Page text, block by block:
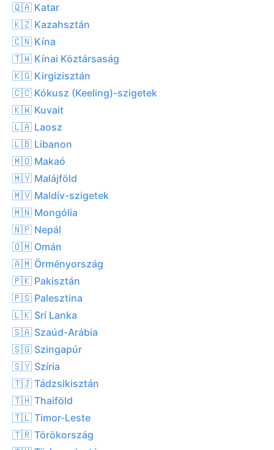
🇶🇦 Katar
🇰🇿 Kazahsztán
🇨🇳 Kína
🇹🇼 Kínai Köztársaság
🇰🇬 Kirgizisztán
🇨🇨 Kókusz (Keeling)-szigetek
🇰🇼 Kuvait
🇱🇦 Laosz
🇱🇧 Libanon
🇲🇴 Makaó
🇲🇾 Malájföld
🇲🇻 Maldív-szigetek
🇲🇳 Mongólia
🇳🇵 Nepál
🇴🇲 Omán
🇦🇲 Örményország
🇵🇰 Pakisztán
🇵🇸 Palesztina
🇱🇰 Srí Lanka
🇸🇦 Szaúd-Arábia
🇸🇬 Szingapúr
🇸🇾 Szíria
🇹🇯 Tádzsikisztán
🇹🇭 Thaiföld
🇹🇱 Timor-Leste
🇹🇷 Törökország